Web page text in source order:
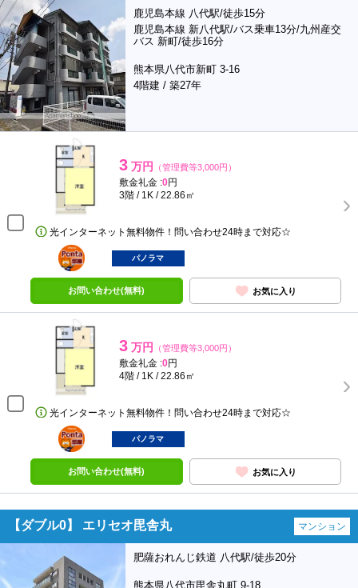
鹿児島本線 八代駅/徒歩15分
鹿児島本線 新八代駅/バス乗車13分/九州産交
バス 新町/徒歩16分
熊本県八代市新町 3-16
4階建 / 築27年
3 万円 （管理費等3,000円）
敷金礼金 :0円
3階 / 1K / 22.86㎡
光インターネット無料物件！問い合わせ24時まで対応☆
ポンタ
部屋
パノラマ
お問い合わせ(無料) お気に入り
3 万円 （管理費等3,000円）
敷金礼金 :0円
4階 / 1K / 22.86㎡
光インターネット無料物件！問い合わせ24時まで対応☆
ポンタ
部屋
パノラマ
お問い合わせ(無料) お気に入り
【ダブル0】 エリセオ毘舎丸 マンション
肥薩おれんじ鉄道 八代駅/徒歩20分
熊本県八代市毘舎丸町 9-18